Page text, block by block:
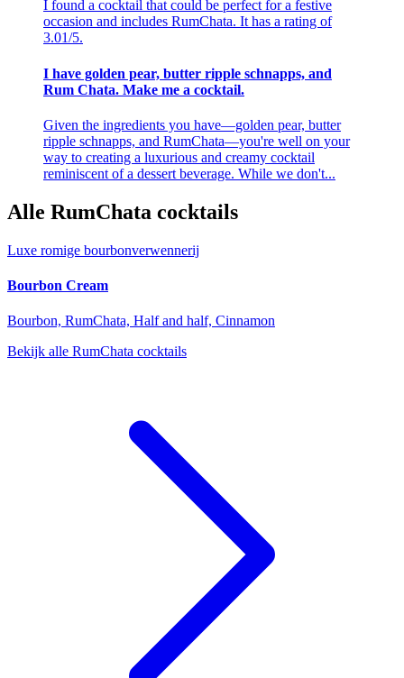
I found a cocktail that could be perfect for a festive
occasion and includes RumChata. It has a rating of
3.01/5.
I have golden pear, butter ripple schnapps, and
Rum Chata. Make me a cocktail.
Given the ingredients you have—golden pear, butter
ripple schnapps, and RumChata—you're well on your
way to creating a luxurious and creamy cocktail
reminiscent of a dessert beverage. While we don't...
Alle RumChata cocktails
Luxe romige bourbonverwennerij
Bourbon Cream
Bourbon, RumChata, Half and half, Cinnamon
Bekijk alle RumChata cocktails